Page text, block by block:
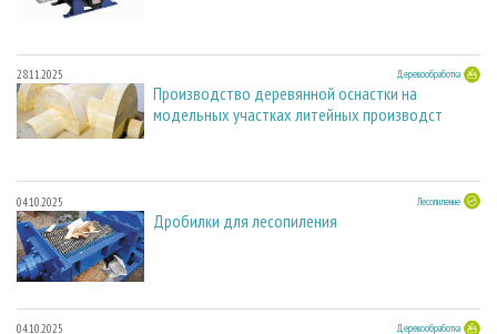
28.11.2025 Деревообработка
Производство деревянной оснастки на
модельных участках литейных производст
04.10.2025 Лесопиление
Дробилки для лесопиления
04.10.2025 Деревообработка